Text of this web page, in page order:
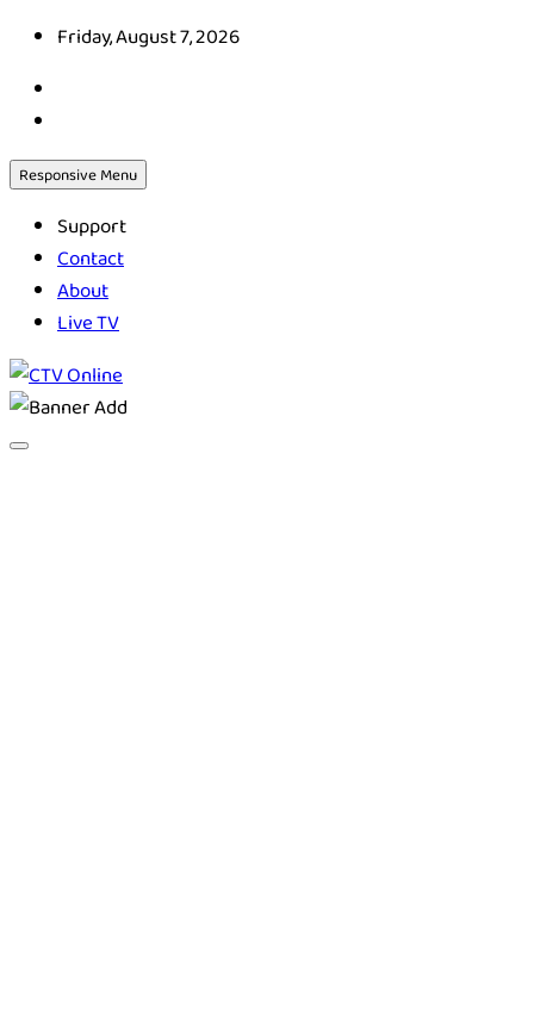
Skip
content
Friday, August 7, 2026
Responsive Menu
Support
Contact
About
Live TV
CTV Online